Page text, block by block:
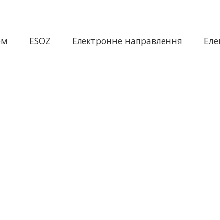
ESOZ Електронне направлення